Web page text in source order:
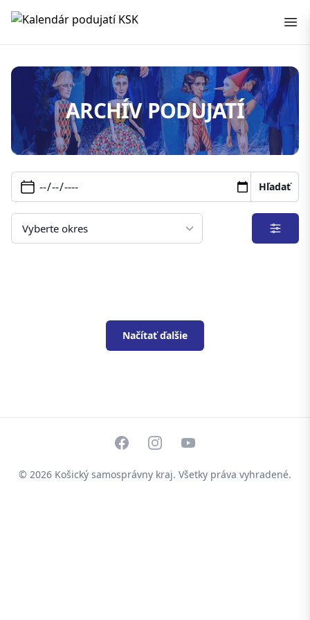
Kalendár podujatí KSK
ARCHÍV PODUJATÍ
Filter
Hľadať
Načítať ďalšie
FacebookInstagramYouTube
© 2026 Košický samosprávny kraj. Všetky práva vyhradené.